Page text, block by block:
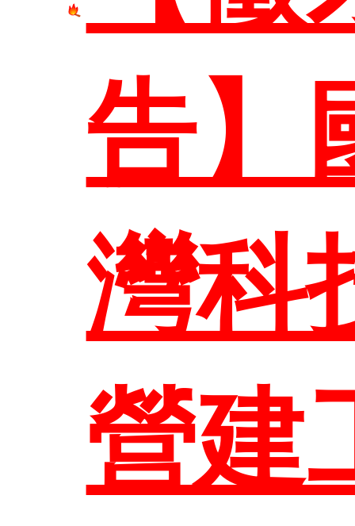
系所
本
系所
告】
灣科
營建